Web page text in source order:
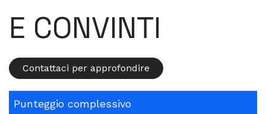
E CONVINTI
Contattaci per approfondire
Punteggio complessivo